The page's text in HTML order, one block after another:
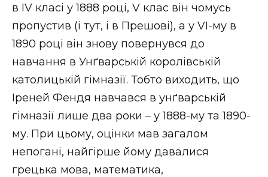
в IV класі у 1888 році, V клас він чомусь
пропустив (і тут, і в Прешові), а у VI-му в
1890 році він знову повернувся до
навчання в Унґварській королівській
католицькій гімназії. Тобто виходить, що
Іреней Фендя навчався в унґварській
гімназії лише два роки – у 1888-му та 1890-
му. При цьому, оцінки мав загалом
непогані, найгірше йому давалися
грецька мова, математика,